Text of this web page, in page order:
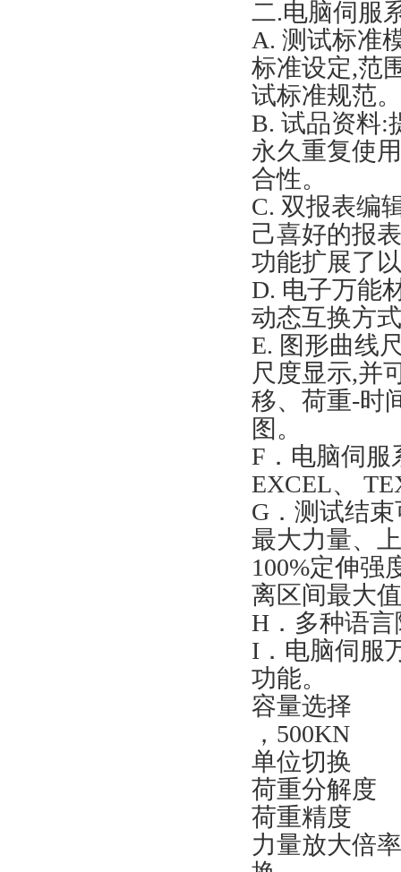
二.电脑伺服
A. 测试标准
标准设定,范
试标准规范
B. 试品资料:
永久重复使
合性。
C. 双报表编
己喜好的报
功能扩展了
D. 电子万能
动态互换方
E. 图形曲线
尺度显示,并
移、荷重-时
图。
F．电脑伺服
EXCEL、
G．测试结
最大力量、
100%定伸强
离区间最大
H．多种语
I．电脑伺服
功能。
容量选择 1
，500KN
单位切
荷重分
荷重
力量放大倍